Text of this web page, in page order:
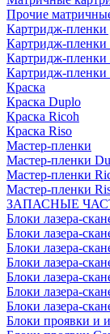
Прочие
Картридж-пленки
Картридж-пленки
Картридж-пленки
Картридж-пленки
Краска
Краска Duplo
Краска Ricoh
Краска Riso
Мастер-пленки
Мастер-пленки
Мастер-пленки
Мастер-пленки
ЗАПАСНЫЕ
Блоки лазера-
Блоки лазера-
Блоки лазера-
Блоки лазера-
Блоки лазера-
Блоки лазера-
Блоки лазера-
Блоки проявки и